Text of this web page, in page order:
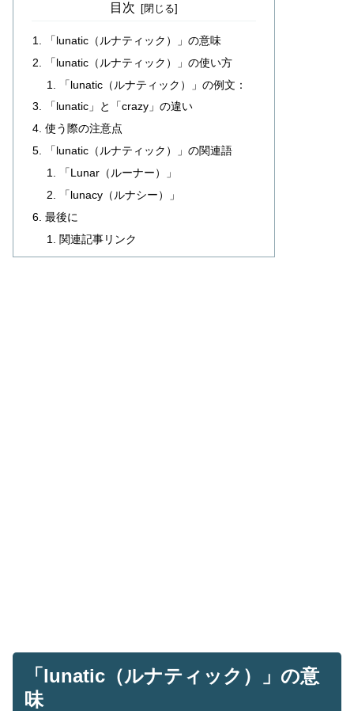
目次
「lunatic（ルナティック）」の意味
「lunatic（ルナティック）」の使い方
「lunatic（ルナティック）」の例文：
「lunatic」と「crazy」の違い
使う際の注意点
「lunatic（ルナティック）」の関連語
「Lunar（ルーナー）」
「lunacy（ルナシー）」
最後に
関連記事リンク
「lunatic（ルナティック）」の意
味